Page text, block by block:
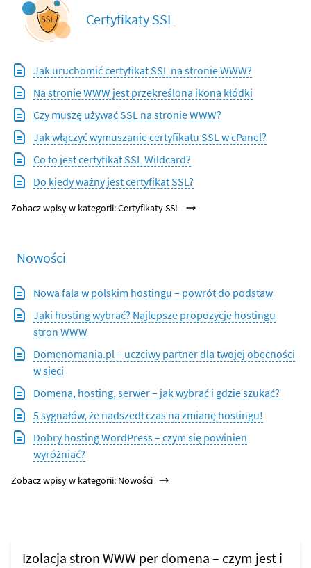
Certyfikaty SSL
Jak uruchomić certyfikat SSL na stronie WWW?
Na stronie WWW jest przekreślona ikona kłódki
Czy muszę używać SSL na stronie WWW?
Jak włączyć wymuszanie certyfikatu SSL w cPanel?
Co to jest certyfikat SSL Wildcard?
Do kiedy ważny jest certyfikat SSL?
Zobacz wpisy w kategorii: Certyfikaty SSL
Nowości
Nowa fala w polskim hostingu – powrót do podstaw
Jaki hosting wybrać? Najlepsze propozycje hostingu
stron WWW
Domenomania.pl – uczciwy partner dla twojej obecności
w sieci
Domena, hosting, serwer – jak wybrać i gdzie szukać?
5 sygnałów, że nadszedł czas na zmianę hostingu!
Dobry hosting WordPress – czym się powinien
wyróżniać?
Zobacz wpisy w kategorii: Nowości
Izolacja stron WWW per domena – czym jest i